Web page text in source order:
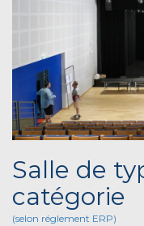
Salle de
catégorie
(selon réglement ERP)